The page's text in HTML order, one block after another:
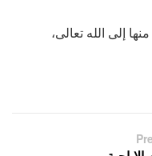
إلى الله تعالى،